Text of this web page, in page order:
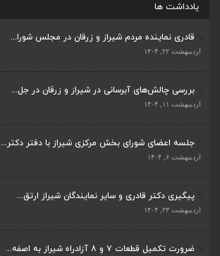
یادداشت ها
قادری نماینده مردم شیراز و زرقان در مجلس شورا...
اردیبهشت ۲۲, ۱۴۰۴
بررسی چالش‌های آبرسانی در شیراز و زرقان در جل...
اردیبهشت ۱۱, ۱۴۰۴
جلسه اعضای شورای بخش مرکزی شیراز با دفتر دکتر...
اردیبهشت ۶, ۱۴۰۴
پیگیری دکتر قادری و سایر نمایندگان شیراز ارتق...
اردیبهشت ۲۳, ۱۴۰۴
ضرورت تکمیل قطعات ۷ و ۸ آزادراه شیراز به اصفه...